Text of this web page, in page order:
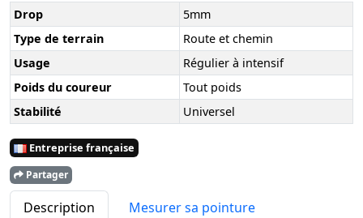
Drop
5mm
Type de terrain
Route et chemin
Usage
Régulier à intensif
Poids du coureur
Tout poids
Stabilité
Universel
Entreprise française
Partager
Description
Mesurer sa pointure